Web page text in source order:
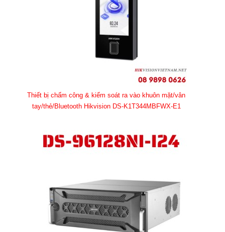
Thiết bị chấm công & kiểm soát ra vào khuôn mặt/vân
tay/thẻ/Bluetooth Hikvision DS-K1T344MBFWX-E1